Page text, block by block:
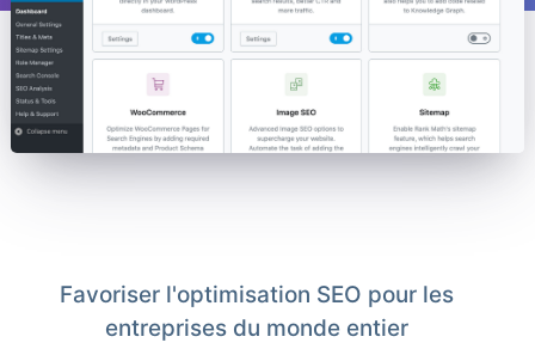
Favoriser l'optimisation SEO pour les
entreprises du monde entier